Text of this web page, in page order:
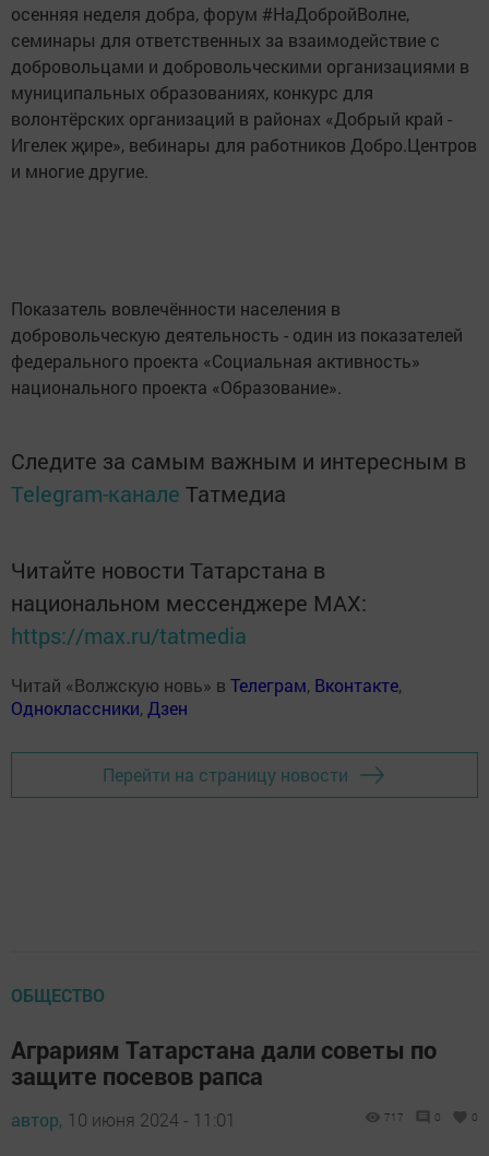
осенняя неделя добра, форум #НаДобройВолне,
семинары для ответственных за взаимодействие с
добровольцами и добровольческими организациями в
муниципальных образованиях, конкурс для
волонтёрских организаций в районах «Добрый край -
Игелек җире», вебинары для работников Добро.Центров
и многие другие.
Показатель вовлечённости населения в
добровольческую деятельность - один из показателей
федерального проекта «Социальная активность»
национального проекта «Образование».
Следите за самым важным и интересным в
Telegram-канале Татмедиа
Читайте новости Татарстана в
национальном мессенджере MАХ:
https://max.ru/tatmedia
Читай «Волжскую новь» в Телеграм, Вконтакте,
Одноклассники, Дзен
Перейти на страницу новости
ОБЩЕСТВО
Аграриям Татарстана дали советы по
защите посевов рапса
автор, 10 июня 2024 - 11:01 717 0 0